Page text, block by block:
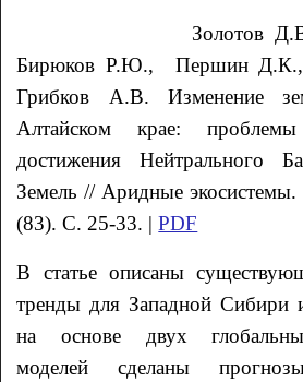
Золотов
Бирюков Р.Ю., Першин
Грибков А.В. Изменение
Алтайском крае:
достижения Нейтрального
Земель // Аридные
(83). С. 25-33. |PDF
В статье описаны
тренды для Западной Сибири
на основе двух
моделей сделаны